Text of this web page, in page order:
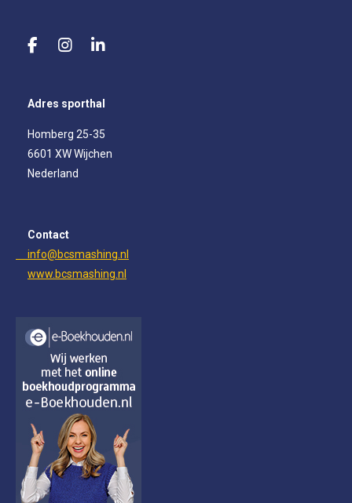
F
e
b
o
k
I
a
r
a
m
L
k
e
I
n
Adres sporthal
Homberg 25-35
6601 XW Wijchen
Nederland
Contact
info@bcsmashing.nl
www.bcsmashing.nl